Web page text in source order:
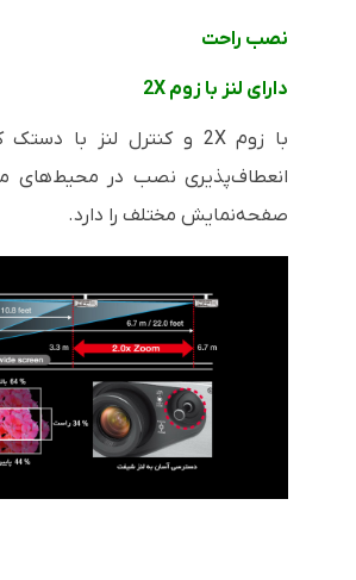
نصب راحت
دارای لنز با زوم 2X
با زوم2X و کنترل لنز با دستک
انعطاف‌پذیری نصب در محیط‌های
صفحه‌نمایش مختلف را دارد.